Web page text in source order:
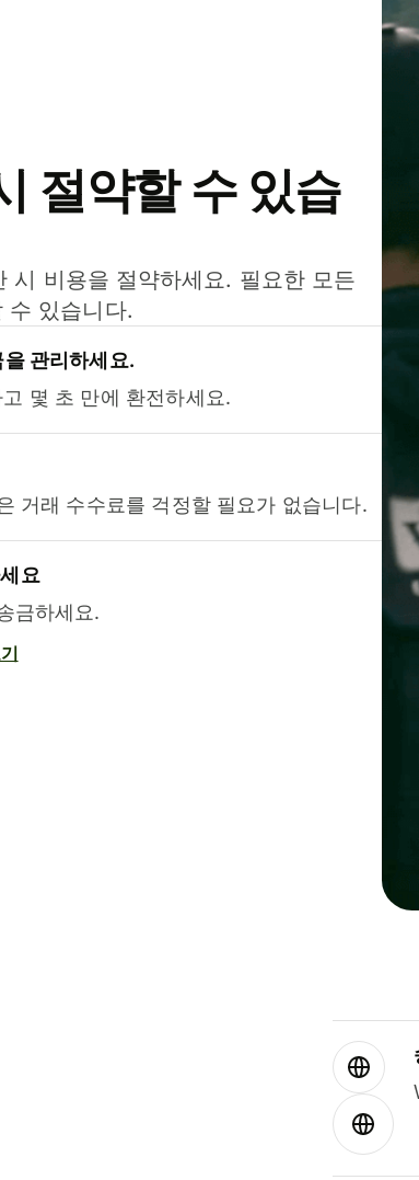
절약할 수 있습
비용을 절약하세요. 필요한 모든
수 있습니다.
관리하세요.
몇 초 만에 환전하세요.
거래 수수료를 걱정할 필요가 없습니다.
요
금하세요.